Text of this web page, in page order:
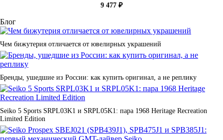
9 477 ₽
Блог
Чем бижутерия отличается от ювелирных украшений
Бренды, ушедшие из России: как купить оригинал, а не реплику
Seiko 5 Sports SRPL03K1 и SRPL05K1: пара 1968 Heritage Recreation
Limited Edition